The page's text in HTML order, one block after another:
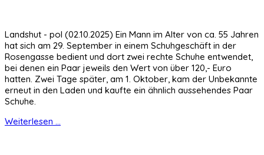
Landshut - pol (02.10.2025) Ein Mann im Alter von ca. 55 Jahren
hat sich am 29. September in einem Schuhgeschäft in der
Rosengasse bedient und dort zwei rechte Schuhe entwendet,
bei denen ein Paar jeweils den Wert von über 120,- Euro
hatten. Zwei Tage später, am 1. Oktober, kam der Unbekannte
erneut in den Laden und kaufte ein ähnlich aussehendes Paar
Schuhe.
Weiterlesen ...